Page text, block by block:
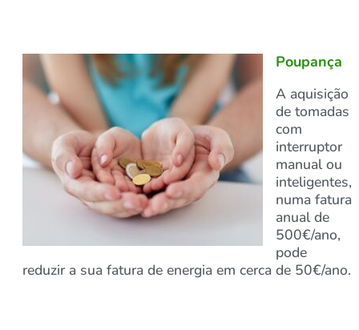
Poupança
A aquisição
de tomadas
com
interruptor
manual ou
inteligentes,
numa fatura
anual de
500€/ano,
pode
reduzir a sua fatura de energia em cerca de 50€/ano.